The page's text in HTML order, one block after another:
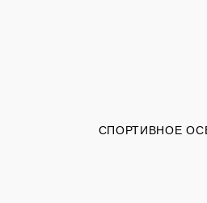
СПОРТИВНОЕ